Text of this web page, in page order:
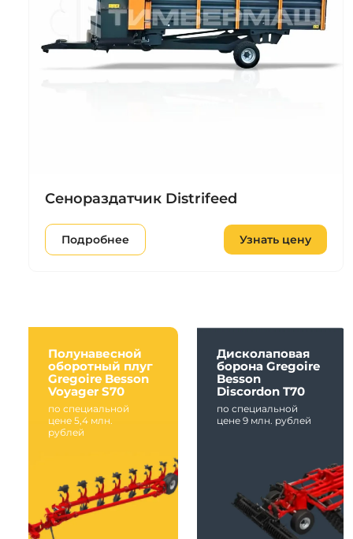
Сенораздатчик Distrifeed
Подробнее Узнать цену
Полунавесной
оборотный плуг
Gregoire Besson
Voyager S70
по специальной
цене 5,4 млн.
рублей
Дисколаповая
борона Gregoire
Besson
Discordon T70
по специальной
цене 9 млн. рублей